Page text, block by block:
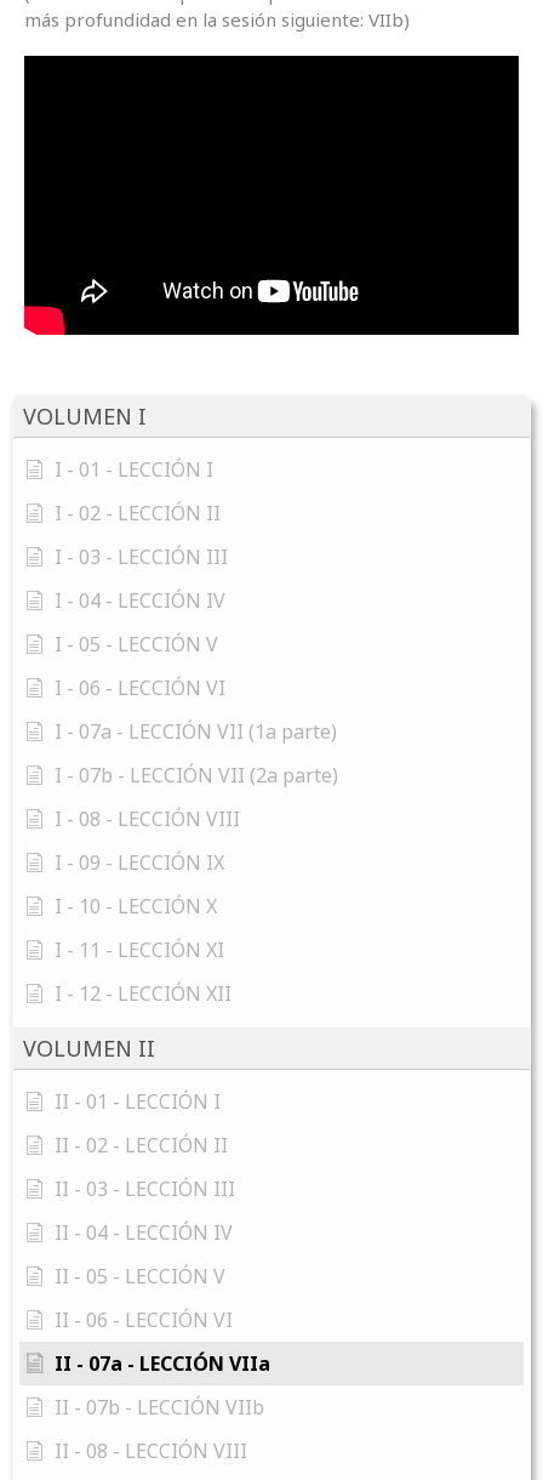
VOLUMEN I
I - 01 - LECCIÓN I
I - 02 - LECCIÓN II
I - 03 - LECCIÓN III
I - 04 - LECCIÓN IV
I - 05 - LECCIÓN V
I - 06 - LECCIÓN VI
I - 07a - LECCIÓN VII (1a parte)
I - 07b - LECCIÓN VII (2a parte)
I - 08 - LECCIÓN VIII
I - 09 - LECCIÓN IX
I - 10 - LECCIÓN X
I - 11 - LECCIÓN XI
I - 12 - LECCIÓN XII
VOLUMEN II
II - 01 - LECCIÓN I
II - 02 - LECCIÓN II
II - 03 - LECCIÓN III
II - 04 - LECCIÓN IV
II - 05 - LECCIÓN V
II - 06 - LECCIÓN VI
II - 07a - LECCIÓN VIIa
II - 07b - LECCIÓN VIIb
II - 08 - LECCIÓN VIII
más profundidad en la sesión siguiente: VIIb)